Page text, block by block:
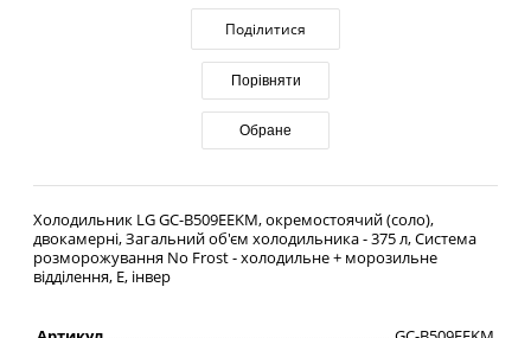
Поділитися
Порівняти
Обране
Холодильник LG GC-B509EEKM, окремостоячий (соло),
двокамерні, Загальний об'єм холодильника - 375 л, Система
розморожування No Frost - холодильне + морозильне
відділення, E, інвер